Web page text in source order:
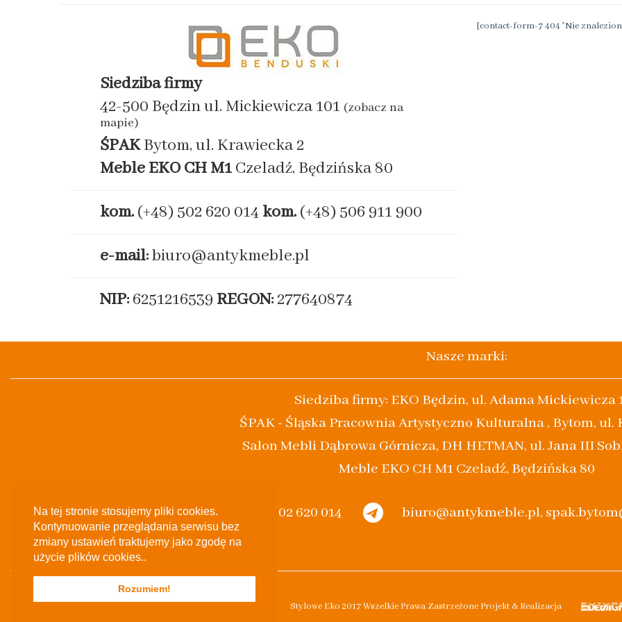
Na tej stronie stosujemy pliki cookies.
Kontynuowanie przeglądania serwisu bez
zmiany ustawień traktujemy jako zgodę na
użycie plików cookies..
Rozumiem!
Siedziba firmy
42-500 Będzin ul. Mickiewicza 101 (zobacz na
mapie)
ŚPAKBytom, ul. Krawiecka 2
Meble EKO CH M1Czeladź, Będzińska 80
kom. (+48) 502 620 014 kom. (+48) 506 911 900
e-mail:biuro@antykmeble.pl
NIP: 6251216539 REGON: 277640874
[contact-form-7 404 "Nie
Nasze marki:
Siedziba firmy: EKO Będzin, ul. Adama Mickiewicza
ŚPAK - Śląska Pracownia Artystyczno Kulturalna , Bytom, ul.
Salon Mebli Dąbrowa Górnicza, DH HETMAN, ul. Jana III
Meble EKO CH M1 Czeladź, Będzińska 80
(+48) 502 620 014 biuro@antykmeble.pl,
Stylowe Eko 2017 Wszelkie Prawa Zastrzeżone Projekt & Realizacja